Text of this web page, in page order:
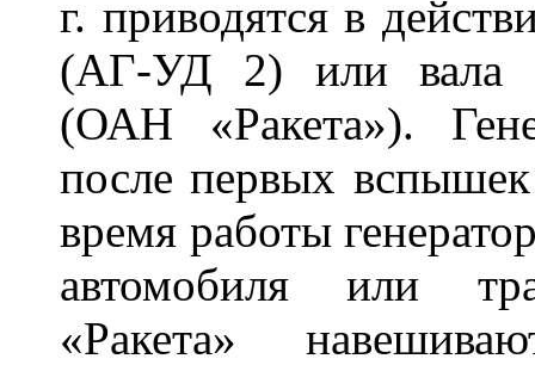
г. приводятся в
(АГ-УД 2) или вала
(ОАН «Ракета»).
после первых вспышек
время работы
автомобиля или
«Ракета»